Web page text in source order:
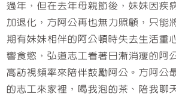
過年，但在去年母親節後，妹妹因疾
加退化，方阿公再也無力照顧，只能
期有妹妹相伴的阿公頓時失去生活重
響食慾，弘道志工看著日漸消瘦的阿
高訪視頻率來陪伴鼓勵阿公。方阿公
的志工來家裡，喝我泡的茶、陪我聊